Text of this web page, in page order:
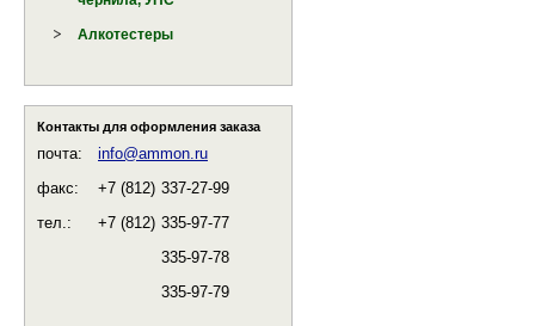
Алкотестеры
Контакты для оформления заказа
почта:
info@ammon.ru
факс:
+7 (812) 337-27-99
тел.:
+7 (812) 335-97-77
335-97-78
335-97-79